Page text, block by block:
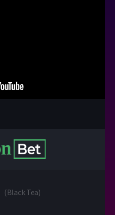
(Black Tea)